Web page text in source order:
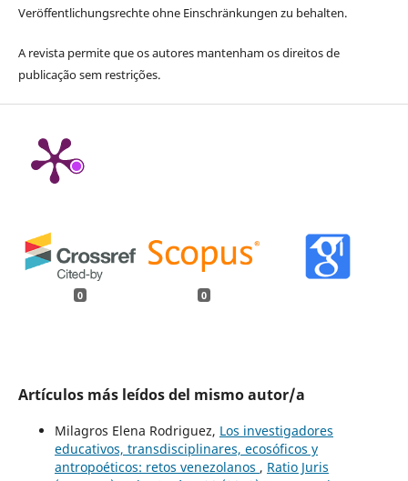
Veröffentlichungsrechte ohne Einschränkungen zu behalten.
A revista permite que os autores mantenham os direitos de
publicação sem restrições.
0 0
Artículos más leídos del mismo autor/a
Milagros Elena Rodriguez, Los investigadores
educativos, transdisciplinares, ecosóficos y
antropoéticos: retos venezolanos , Ratio Juris